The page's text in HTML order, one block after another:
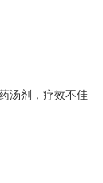
汤剂，疗效不佳